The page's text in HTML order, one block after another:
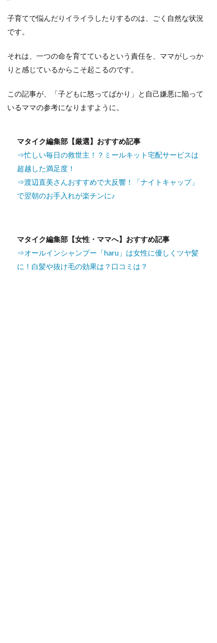
子育てで悩んだりイライラしたりするのは、ごく自然な状況
です。
それは、一つの命を育てているという責任を、ママがしっか
りと感じているからこそ起こるのです。
この記事が、「子どもに怒ってばかり」と自己嫌悪に陥って
いるママの参考になりますように。
マタイク編集部【厳選】おすすめ記事
⇒忙しい毎日の救世主！？ミールキット宅配サービスは
超越した満足度！
⇒渡辺直美さんおすすめで大反響！「ナイトキャップ」
で翌朝のお手入れが楽チンに♪
マタイク編集部【女性・ママへ】おすすめ記事
⇒オールインシャンプー「haru」は女性に優しくツヤ髪
に！白髪や抜け毛の効果は？口コミは？